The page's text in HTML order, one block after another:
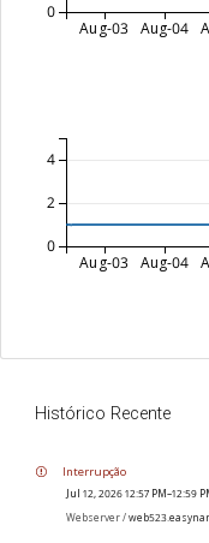
Aug-03 Aug-04
0
Aug-03 Aug-04
0
2
4
Histórico Recente
Interrupção
Jul 12, 2026 12:57 PM–12:59
Webserver /